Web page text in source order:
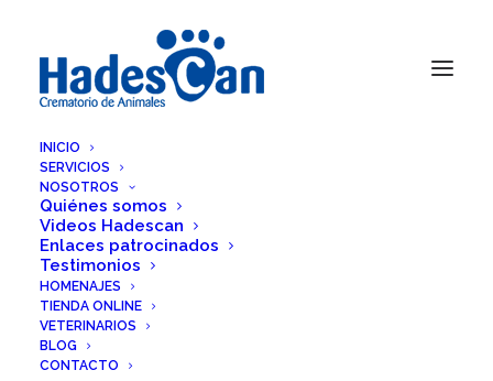
INICIO
SERVICIOS
NOSOTROS
Quiénes somos
Videos Hadescan
Enlaces patrocinados
Testimonios
HOMENAJES
TIENDA ONLINE
VETERINARIOS
BLOG
CONTACTO